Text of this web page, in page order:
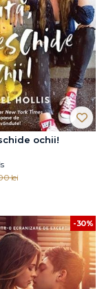
ochii!
lei
-30%